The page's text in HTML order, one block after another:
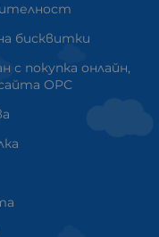
бисквитки
с покупка онлайн,
ОРС